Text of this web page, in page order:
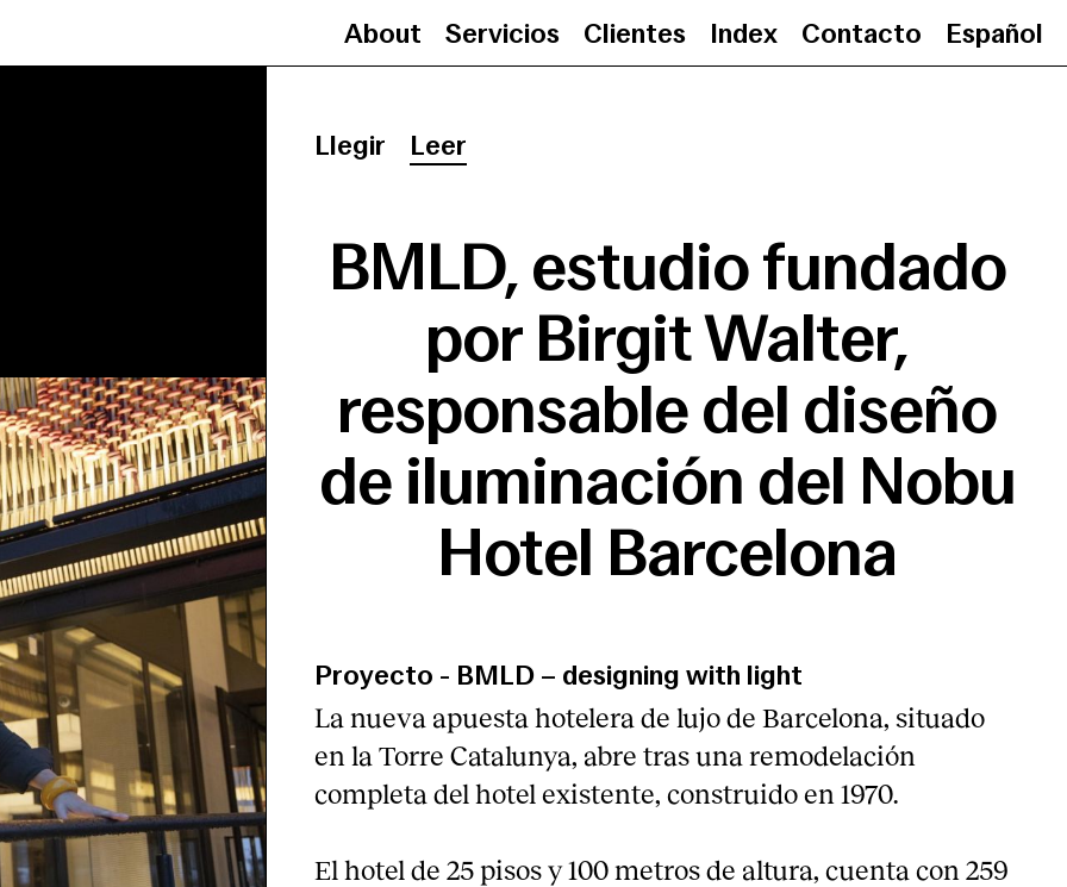
About Servicios Clientes Index Contacto Español
Llegir
Leer
BMLD, estudio fundado
por Birgit Walter,
responsable del diseño
de iluminación del Nobu
Hotel Barcelona
Proyecto - BMLD – designing with light
La nueva apuesta hotelera de lujo de Barcelona, situado
en la Torre Catalunya, abre tras una remodelación
completa del hotel existente, construido en 1970.
El hotel de 25 pisos y 100 metros de altura, cuenta con 259